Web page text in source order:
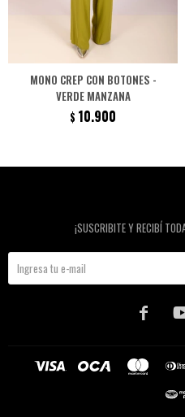
MONO CREP CON BOTONES -
VERDE MANZANA
$ 10.900
¡SUSCRIBITE Y RECIBÍ
